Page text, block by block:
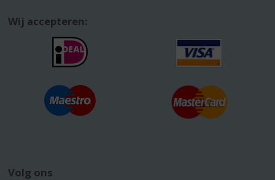
Wij accepteren:
Volg ons